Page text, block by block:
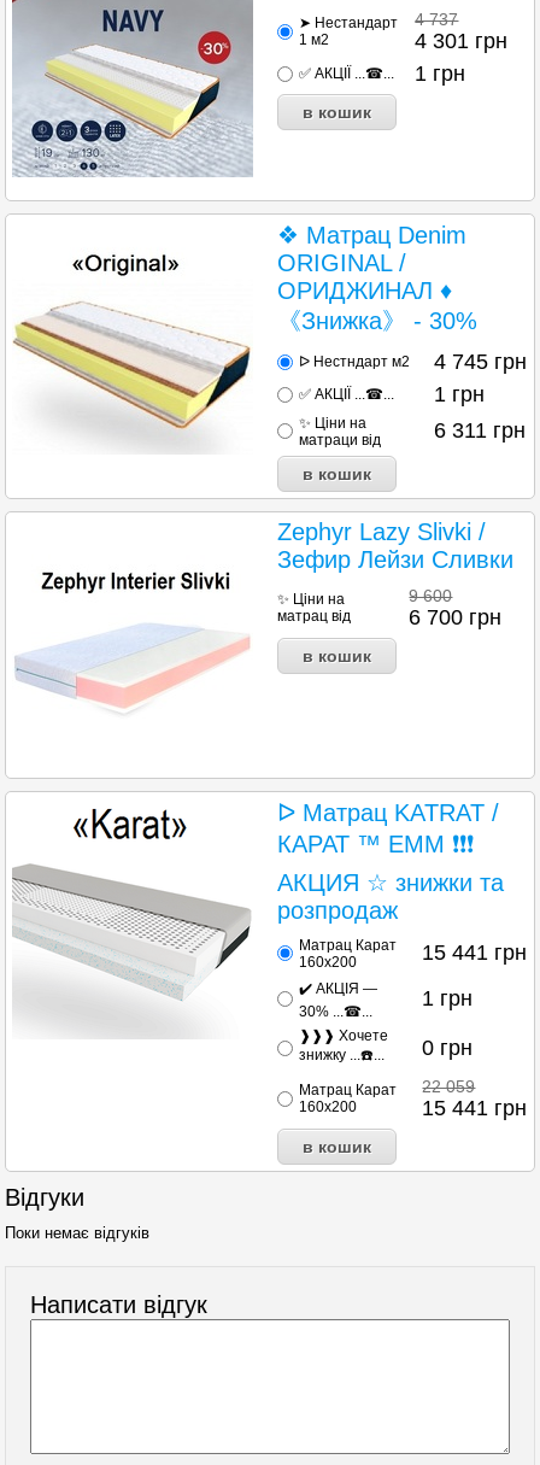
➤ Нестандарт
1 м2
4 737
4 301 грн
✅ АКЦІЇ ...☎... 1 грн
❖ Матрац Denim
ORIGINAL /
ОРИДЖИНАЛ ♦
《Знижка》 - 30%
ᐅ Нестндарт м2 4 745 грн
✅ АКЦІЇ ...☎... 1 грн
✨ Ціни на
матраци від
6 311 грн
Zephyr Lazy Slivki /
Зефир Лейзи Сливки
✨ Ціни на
матрац від
9 600
6 700 грн
ᐅ Матрац KATRAT /
КАРАТ ™ ЕММ ❗❗❗
АКЦИЯ ☆ знижки та
розпродаж
Матрац Карат
160x200
15 441 грн
✔️ АКЦІЯ —
30% ...☎...
1 грн
❱❱❱ Хочете
знижку ...☎️...
0 грн
Матрац Карат
160x200
22 059
15 441 грн
Відгуки
Поки немає відгуків
Написати відгук